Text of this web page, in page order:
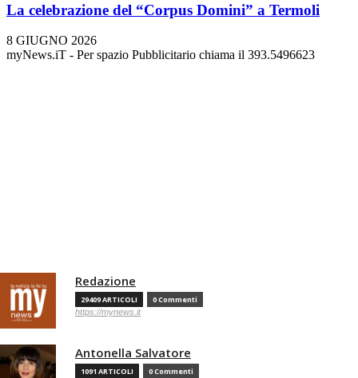
La celebrazione del “Corpus Domini” a Termoli
8 GIUGNO 2026
myNews.iT - Per spazio Pubblicitario chiama il 393.5496623
Redazione
29409 ARTICOLI 0 Commenti
https://mynews.it
Antonella Salvatore
1091 ARTICOLI 0 Commenti